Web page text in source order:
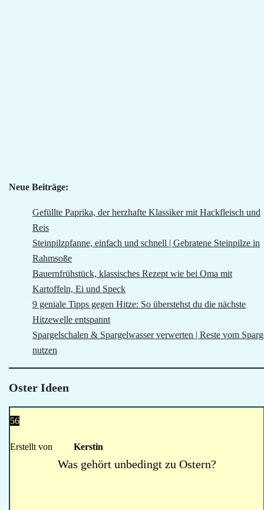
Neue Beiträge:
Gefüllte Paprika, der herzhafte Klassiker mit Hackfleisch und
Reis
Steinpilzpfanne, einfach und schnell | Gebratene Steinpilze in
Rahmsoße
Bauernfrühstück, klassisches Rezept wie bei Oma mit
Kartoffeln, Ei und Speck
9 geniale Tipps gegen Hitze: So überstehst du die nächste
Hitzewelle entspannt
Spargelschalen & Spargelwasser verwerten | Reste vom
nutzen
Oster Ideen
56
Erstellt von Kerstin
Was gehört unbedingt zu Ostern?